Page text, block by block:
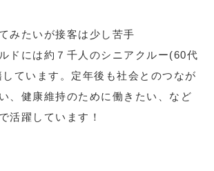
みたいが接客は少し苦手
ドには約７千人のシニアクルー(60代
ています。定年後も社会とのつなが
、健康維持のために働きたい、など
活躍しています！